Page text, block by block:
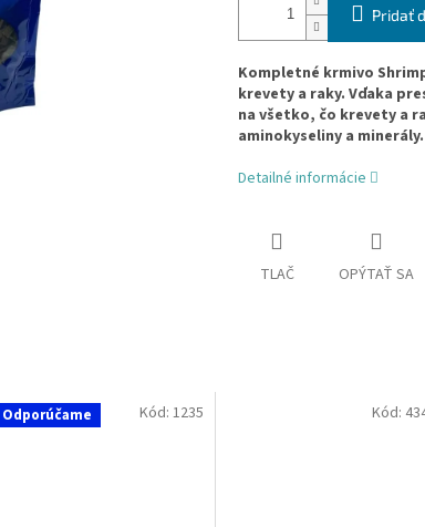
Pridať
Kompletné krmivo
krevety a raky. Vďaka
na všetko, čo krevety a
aminokyseliny a minerály.
Detailné informácie
TLAČ OPÝTAŤ SA
Odporúčame Kód: 1235 Kód: